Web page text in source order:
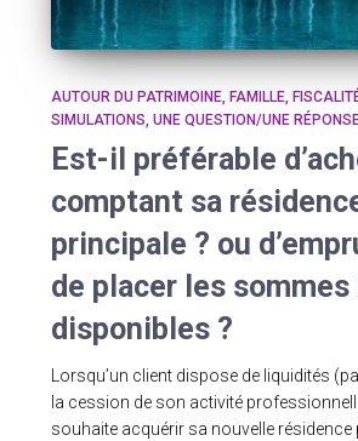
AUTOUR DU PATRIMOINE FAMILLE
SIMULATIONS UNE QUESTION/UNE
Est-il préférable
comptant sa
principale ? ou
de placer les
disponibles ?
Lorsqu’un client dispose de liquidités
la cession de son activité
souhaite acquérir sa nouvelle résidence